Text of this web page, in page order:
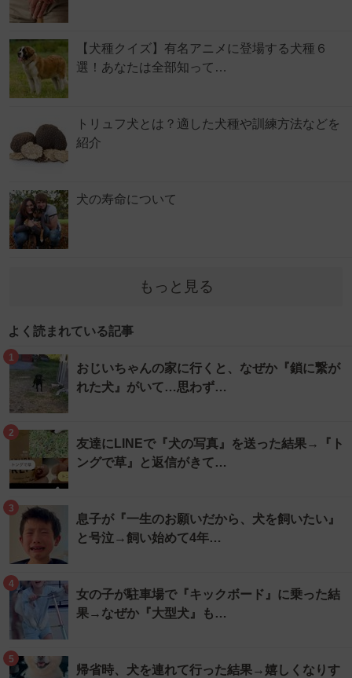
【犬種クイズ】有名アニメに登場する犬種６
選！あなたは全部知って…
トリュフ犬とは？適した犬種や訓練方法などを
紹介
犬の寿命について
もっと見る
よく読まれている記事
1
おじいちゃんの家に行くと、なぜか『鎖に繋が
れた犬』がいて…思わず…
2
友達にLINEで『犬の写真』を送った結果→『ト
ングで草』と返信がきて…
3
息子が『一生のお願いだから、犬を飼いたい』
と号泣→飼い始めて4年…
4
女の子が駐車場で『キックボード』に乗った結
果→なぜか『大型犬』も…
5
帰省時、犬を連れて行った結果→嬉しくなりす